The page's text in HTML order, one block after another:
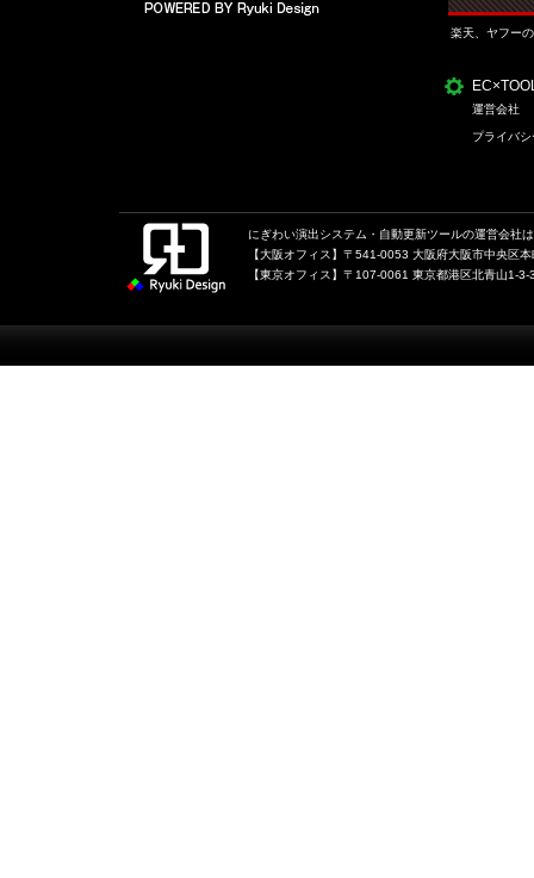
楽天、ヤフー
運営会社
プライバ
にぎわい演出システム・自動更新ツールの運営会
【大阪オフィス】〒541-0053 大阪府大阪市中央区
【東京オフィス】〒107-0061 東京都港区北青山1-